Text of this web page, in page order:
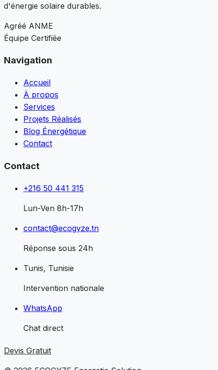
d'énergie solaire durables.
Agréé ANME
Équipe Certifiée
Navigation
Accueil
À propos
Services
Projets Réalisés
Blog Énergétique
Contact
Contact
+216 50 441 315
Lun-Ven 8h-17h
contact@ecogyze.tn
Réponse sous 24h
Tunis, Tunisie
Intervention nationale
WhatsApp
Chat direct
Devis Gratuit